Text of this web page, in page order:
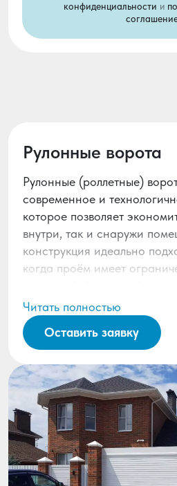
конфиденциальности и
Рулонные ворота
Рулонные (роллетные)
современное и
которое позволяет
внутри, так и снаружи
конструкция идеально
когда проём имеет
В отличие от традиционных
поворотных систем,
гаражные модели не
для полотна при открытии,
ставить автомобиль
повреждений. Установка
систем особенно актуальна
для гаражей в составе
территориях с плотной
Читать полностью
Оставить заявку